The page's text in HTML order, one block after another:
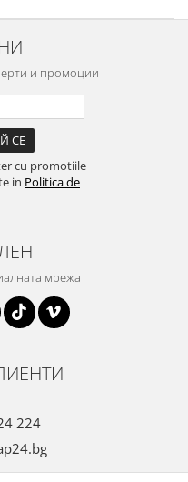
и промоции
cu promotiile
in Politica de
мрежа
224